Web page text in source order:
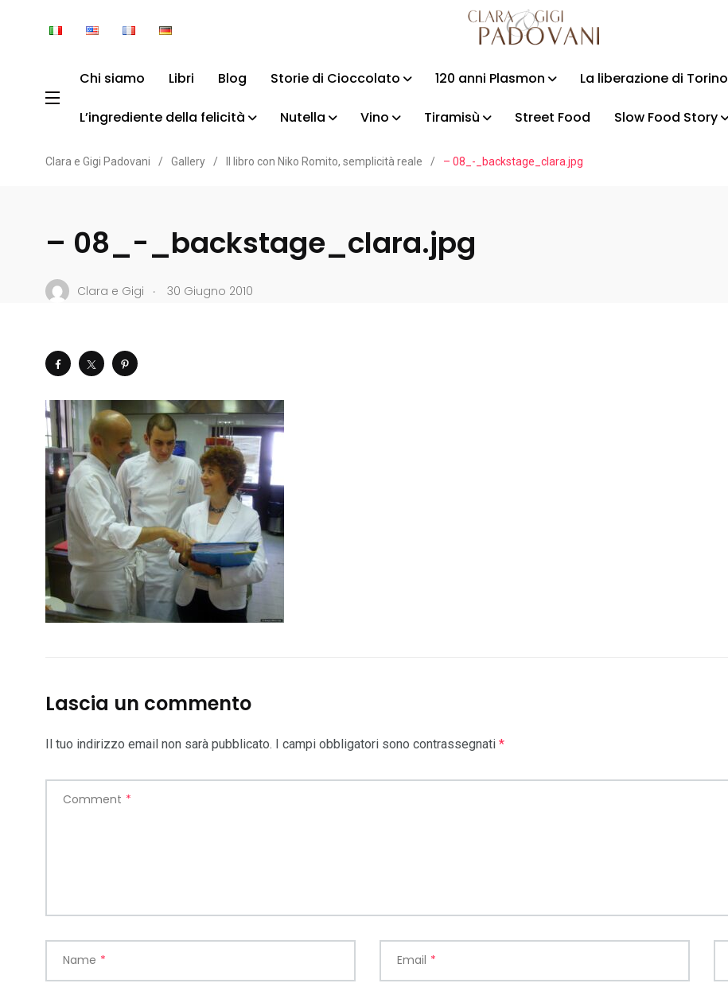
Chi siamo Libri Blog Storie di Cioccolato 120 anni Plasmon La liberazione di Torino
L’ingrediente della felicità Nutella Vino Tiramisù Street Food Slow Food Story
Clara e Gigi Padovani / Gallery / Il libro con Niko Romito, semplicità reale / – 08_-_backstage_clara.jpg
– 08_-_backstage_clara.jpg
Clara e Gigi . 30 Giugno 2010
Lascia un commento
Il tuo indirizzo email non sarà pubblicato. I campi obbligatori sono contrassegnati *
Comment *
Name * Email *